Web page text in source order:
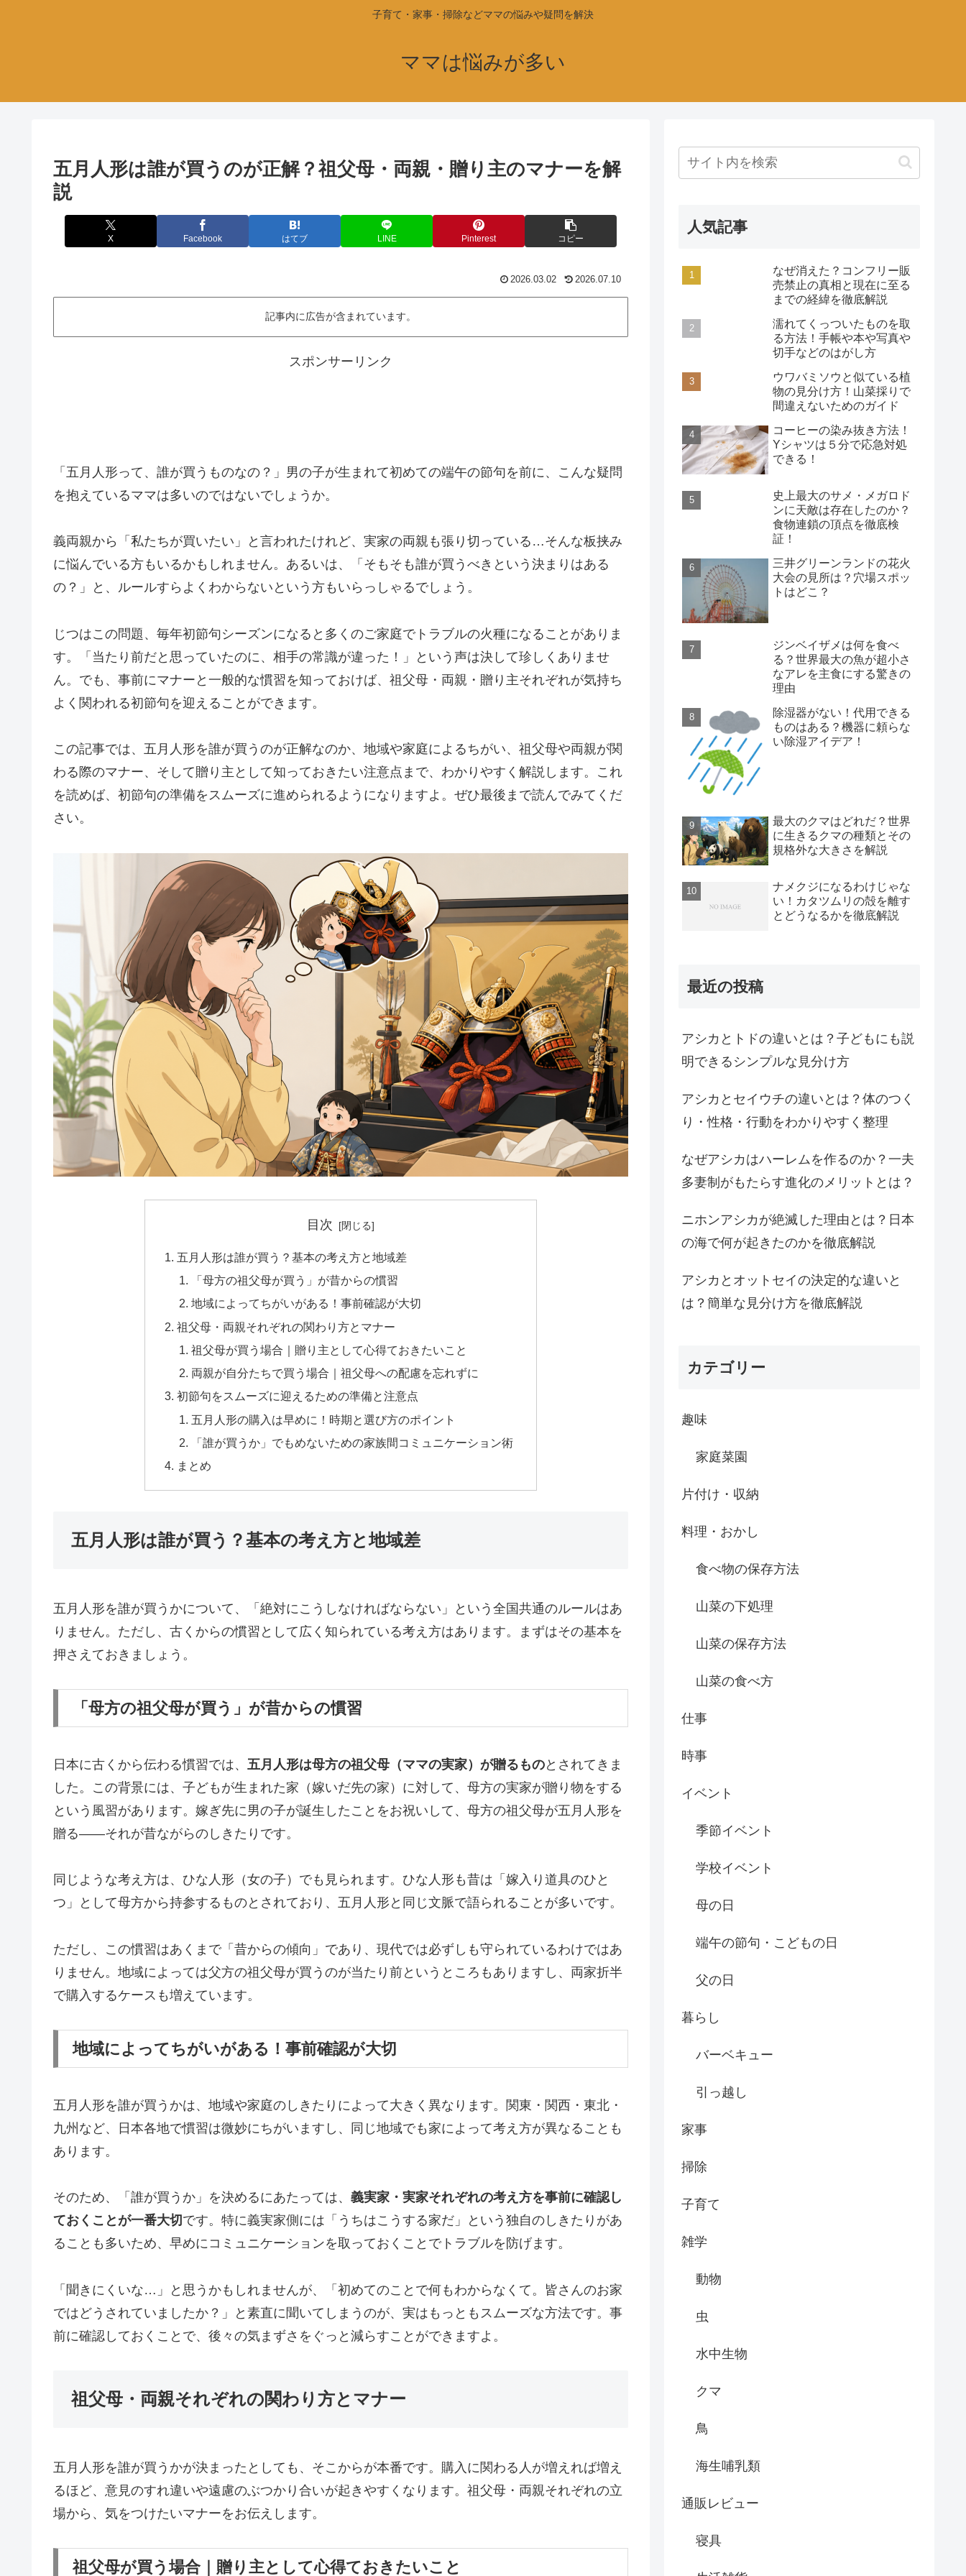
子育て・家事・掃除などママの悩みや疑問を解決
ママは悩みが多い
五月人形は誰が買うのが正解？祖父母・両親・贈り主のマナーを解
説
X Facebook はてブ LINE Pinterest コピー
2026.03.02 2026.07.10
記事内に広告が含まれています。
スポンサーリンク
「五月人形って、誰が買うものなの？」男の子が生まれて初めての端午の節句を前に、こんな疑問
を抱えているママは多いのではないでしょうか。
義両親から「私たちが買いたい」と言われたけれど、実家の両親も張り切っている…そんな板挟み
に悩んでいる方もいるかもしれません。あるいは、「そもそも誰が買うべきという決まりはある
の？」と、ルールすらよくわからないという方もいらっしゃるでしょう。
じつはこの問題、毎年初節句シーズンになると多くのご家庭でトラブルの火種になることがありま
す。「当たり前だと思っていたのに、相手の常識が違った！」という声は決して珍しくありませ
ん。でも、事前にマナーと一般的な慣習を知っておけば、祖父母・両親・贈り主それぞれが気持ち
よく関われる初節句を迎えることができます。
この記事では、五月人形を誰が買うのが正解なのか、地域や家庭によるちがい、祖父母や両親が関
わる際のマナー、そして贈り主として知っておきたい注意点まで、わかりやすく解説します。これ
を読めば、初節句の準備をスムーズに進められるようになりますよ。ぜひ最後まで読んでみてくだ
さい。
目次
五月人形は誰が買う？基本の考え方と地域差
「母方の祖父母が買う」が昔からの慣習
地域によってちがいがある！事前確認が大切
祖父母・両親それぞれの関わり方とマナー
祖父母が買う場合｜贈り主として心得ておきたいこと
両親が自分たちで買う場合｜祖父母への配慮を忘れずに
初節句をスムーズに迎えるための準備と注意点
五月人形の購入は早めに！時期と選び方のポイント
「誰が買うか」でもめないための家族間コミュニケーション術
まとめ
五月人形は誰が買う？基本の考え方と地域差
五月人形を誰が買うかについて、「絶対にこうしなければならない」という全国共通のルールはあ
りません。ただし、古くからの慣習として広く知られている考え方はあります。まずはその基本を
押さえておきましょう。
「母方の祖父母が買う」が昔からの慣習
日本に古くから伝わる慣習では、 五月人形は母方の祖父母（ママの実家）が贈るものとされてきま
した。この背景には、子どもが生まれた家（嫁いだ先の家）に対して、母方の実家が贈り物をする
という風習があります。嫁ぎ先に男の子が誕生したことをお祝いして、母方の祖父母が五月人形を
贈る——それが昔ながらのしきたりです。
同じような考え方は、ひな人形（女の子）でも見られます。ひな人形も昔は「嫁入り道具のひと
つ」として母方から持参するものとされており、五月人形と同じ文脈で語られることが多いです。
ただし、この慣習はあくまで「昔からの傾向」であり、現代では必ずしも守られているわけではあ
りません。地域によっては父方の祖父母が買うのが当たり前というところもありますし、両家折半
で購入するケースも増えています。
地域によってちがいがある！事前確認が大切
五月人形を誰が買うかは、地域や家庭のしきたりによって大きく異なります。関東・関西・東北・
九州など、日本各地で慣習は微妙にちがいますし、同じ地域でも家によって考え方が異なることも
あります。
そのため、「誰が買うか」を決めるにあたっては、 義実家・実家それぞれの考え方を事前に確認し
ておくことが一番大切 です。特に義実家側には「うちはこうする家だ」という独自のしきたりがあ
ることも多いため、早めにコミュニケーションを取っておくことでトラブルを防げます。
「聞きにくいな…」と思うかもしれませんが、「初めてのことで何もわからなくて。皆さんのお家
ではどうされていましたか？」と素直に聞いてしまうのが、実はもっともスムーズな方法です。事
前に確認しておくことで、後々の気まずさをぐっと減らすことができますよ。
祖父母・両親それぞれの関わり方とマナー
五月人形を誰が買うかが決まったとしても、そこからが本番です。購入に関わる人が増えれば増え
るほど、意見のすれ違いや遠慮のぶつかり合いが起きやすくなります。祖父母・両親それぞれの立
場から、気をつけたいマナーをお伝えします。
祖父母が買う場合｜贈り主として心得ておきたいこと
人気記事
なぜ消えた？コンフリー販
売禁止の真相と現在に至る
までの経緯を徹底解説
濡れてくっついたものを取
る方法！手帳や本や写真や
切手などのはがし方
ウワバミソウと似ている植
物の見分け方！山菜採りで
間違えないためのガイド
コーヒーの染み抜き方法！
Yシャツは５分で応急対処
できる！
史上最大のサメ・メガロド
ンに天敵は存在したのか？
食物連鎖の頂点を徹底検
証！
三井グリーンランドの花火
大会の見所は？穴場スポッ
トはどこ？
ジンベイザメは何を食べ
る？世界最大の魚が超小さ
なアレを主食にする驚きの
理由
除湿器がない！代用できる
ものはある？機器に頼らな
い除湿アイデア！
最大のクマはどれだ？世界
に生きるクマの種類とその
規格外な大きさを解説
ナメクジになるわけじゃな
い！カタツムリの殻を離す
とどうなるかを徹底解説
最近の投稿
アシカとトドの違いとは？子どもにも説
明できるシンプルな見分け方
アシカとセイウチの違いとは？体のつく
り・性格・行動をわかりやすく整理
なぜアシカはハーレムを作るのか？一夫
多妻制がもたらす進化のメリットとは？
ニホンアシカが絶滅した理由とは？日本
の海で何が起きたのかを徹底解説
アシカとオットセイの決定的な違いと
は？簡単な見分け方を徹底解説
カテゴリー
趣味
家庭菜園
片付け・収納
料理・おかし
食べ物の保存方法
山菜の下処理
山菜の保存方法
山菜の食べ方
仕事
時事
イベント
季節イベント
学校イベント
母の日
端午の節句・こどもの日
父の日
暮らし
バーベキュー
引っ越し
家事
掃除
子育て
雑学
動物
虫
水中生物
クマ
鳥
海生哺乳類
通販レビュー
寝具